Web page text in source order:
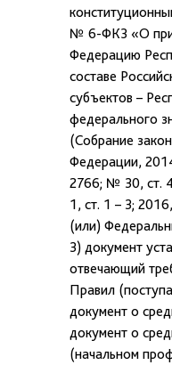
№ 6-ФКЗ «О
Федерацию
составе
субъектов –
федерального
(Собрание
Федерации,
2766; № 30, ст.
1, ст. 1 – 3;
(или)
3) документ
отвечающий
Правил
документ о
документ о
(начальном